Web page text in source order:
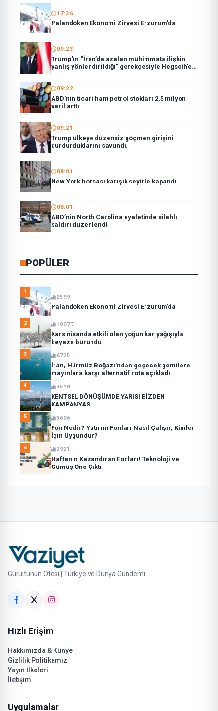
17:36
Palandöken Ekonomi Zirvesi Erzurum’da
09:23
Trump’ın “İran’da azalan mühimmata ilişkin
yanlış yönlendirildiği” gerekçesiyle Hegseth’e
09:22
ABD’nin ticari ham petrol stokları 2,5 milyon
varil arttı
09:21
Trump ülkeye düzensiz göçmen girişini
durdurduklarını savundu
08:01
New York borsası karışık seyirle kapandı
08:01
ABD’nin North Carolina eyaletinde silahlı
saldırı düzenlendi
POPÜLER
1
2599
Palandöken Ekonomi Zirvesi Erzurum’da
2 10077
Kars nisanda etkili olan yoğun kar yağışıyla
beyaza büründü
3 6725
İran, Hürmüz Boğazı’ndan geçecek gemilere
mayınlara karşı alternatif rota açıkladı
4 4518
KENTSEL DÖNÜŞÜMDE YARISI BİZDEN
KAMPANYASI
5 3606
Fon Nedir? Yatırım Fonları Nasıl Çalışır, Kimler
İçin Uygundur?
6 2921
Haftanın Kazandıran Fonları! Teknoloji ve
Gümüş Öne Çıktı
Gürültünün Ötesi | Türkiye ve Dünya Gündemi
Hızlı Erişim
Hakkımızda & Künye
Gizlilik Politikamız
Yayın İlkeleri
İletişim
Uygulamalar